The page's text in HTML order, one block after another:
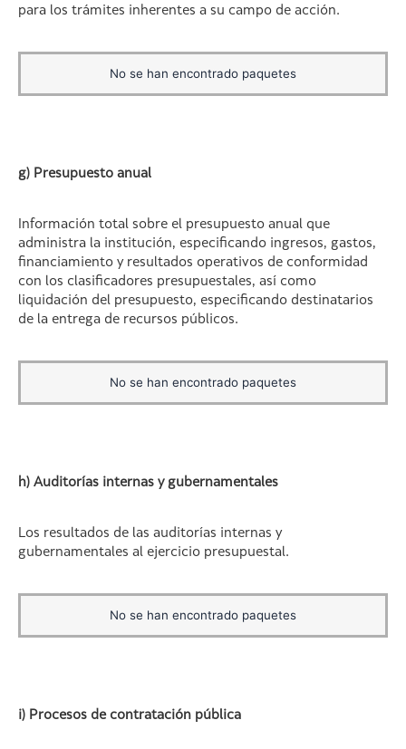
para los trámites inherentes a su campo de acción.
No se han encontrado paquetes
g) Presupuesto anual
Información total sobre el presupuesto anual que
administra la institución, especificando ingresos, gastos,
financiamiento y resultados operativos de conformidad
con los clasificadores presupuestales, así como
liquidación del presupuesto, especificando destinatarios
de la entrega de recursos públicos.
No se han encontrado paquetes
h) Auditorías internas y gubernamentales
Los resultados de las auditorías internas y
gubernamentales al ejercicio presupuestal.
No se han encontrado paquetes
i) Procesos de contratación pública